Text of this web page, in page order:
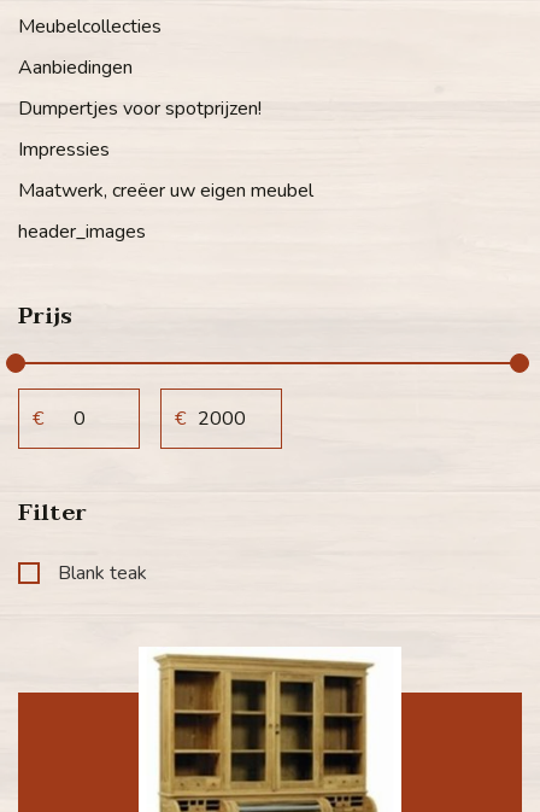
Meubelcollecties
Aanbiedingen
Dumpertjes voor spotprijzen!
Impressies
Maatwerk, creëer uw eigen meubel
header_images
Prijs
€ €
Filter
Blank teak